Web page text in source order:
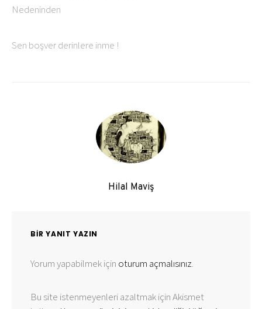
Nedeninden
Sen boşver derinlere inme !
Hilal Maviş
BIR YANIT YAZIN
Yorum yapabilmek için oturum açmalısınız.
Bu site istenmeyenleri azaltmak için Akismet